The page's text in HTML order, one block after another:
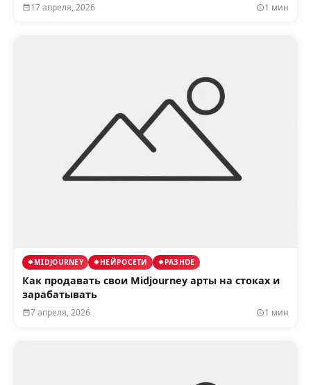
17 апреля, 2026 1 мин
MIDJOURNEY НЕЙРОСЕТИ РАЗНОЕ
Как продавать свои Midjourney арты на стоках и
зарабатывать
7 апреля, 2026 1 мин